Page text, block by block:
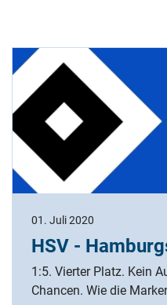
01. Juli 2020
HSV -
1:5. Vierter Platz. Kein
Chancen. Wie die